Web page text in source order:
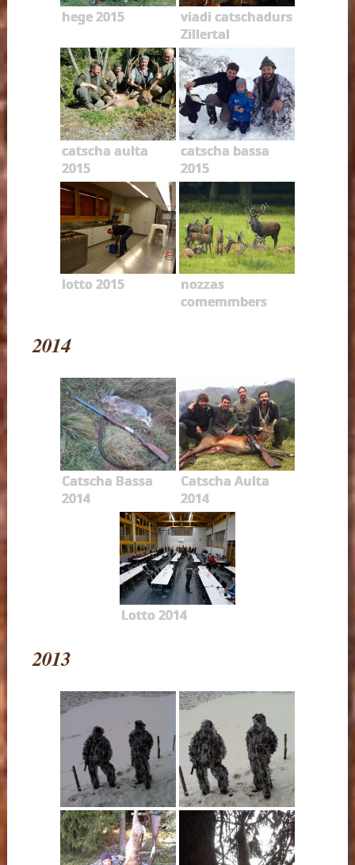
hege 2015
viadi catschadurs
Zillertal
catscha aulta
2015
catscha bassa
2015
lotto 2015
nozzas
comemmbers
2014
Catscha Bassa
2014
Catscha Aulta
2014
Lotto 2014
2013